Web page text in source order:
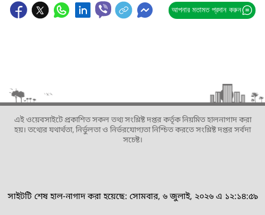
আপনার মতামত প্রদান করুন
এই ওয়েবসাইটে প্রকাশিত সকল তথ্য সংশ্লিষ্ট দপ্তর কর্তৃক নিয়মিত হালনাগাদ করা
হয়। তথ্যের যথার্থতা, নির্ভুলতা ও নির্ভরযোগ্যতা নিশ্চিত করতে সংশ্লিষ্ট দপ্তর সর্বদা
সচেষ্ট।
সাইটটি শেষ হাল-নাগাদ করা হয়েছে: সোমবার, ৬ জুলাই, ২০২৬ এ ১২:১৪:৫৯